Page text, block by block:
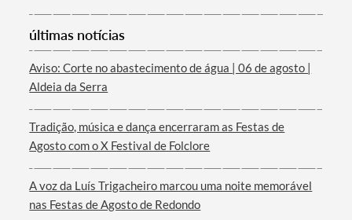
últimas notícias
Aviso: Corte no abastecimento de água | 06 de agosto |
Aldeia da Serra
Tradição, música e dança encerraram as Festas de
Agosto com o X Festival de Folclore
A voz da Luís Trigacheiro marcou uma noite memorável
nas Festas de Agosto de Redondo